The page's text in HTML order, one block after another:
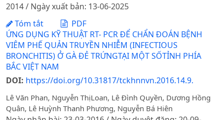
2014 / Ngày xuất bản: 13-06-2025
Tóm tắt
PDF
ỨNG DỤNG KỸ THUẬT RT- PCR ĐỂ CHẨN ĐOÁN BỆNH
VIÊM PHẾ QUẢN TRUYỀN NHIỄM (INFECTIOUS
BRONCHITIS) Ở GÀ ĐẺ TRỨNGTẠI MỘT SỐTỈNH PHÍA
BẮC VIỆT NAM
DOI: https://doi.org/10.31817/tckhnnvn.2016.14.9.
Lê Văn Phan, Nguyễn ThịLoan, Lê Đình Quyền, Dương Hồng
Quân, Lê Huỳnh Thanh Phương, Nguyễn Bá Hiên